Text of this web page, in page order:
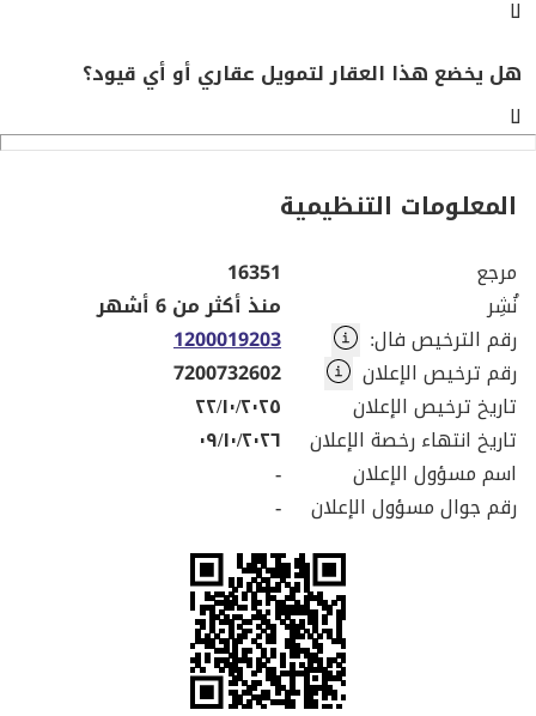
لا
هل يخضع هذا العقار لتمويل عقاري أو أي قيود؟
لا
المعلومات التنظيمية
مرجع
16351
نُشِر
منذ أكثر من 6 أشهر
رقم الترخيص فال:
1200019203
رقم ترخيص الإعلان
7200732602
تاريخ ترخيص الإعلان
٢٢/١٠/٢٠٢٥
تاريخ انتهاء رخصة الإعلان
٠٩/١٠/٢٠٢٦
اسم مسؤول الإعلان
-
رقم جوال مسؤول الإعلان
-